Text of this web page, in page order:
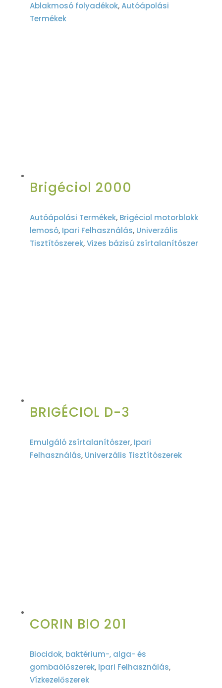
Ablakmosó folyadékok,Autóápolási
Termékek
Brigéciol 2000
Autóápolási Termékek, Brigéciol motorblokk
lemosó, Ipari Felhasználás, Univerzális
Tisztítószerek,Vizes bázisú zsírtalanítószer
BRIGÉCIOL D-3
Emulgáló zsírtalanítószer, Ipari
Felhasználás, Univerzális Tisztítószerek
CORIN BIO 201
Biocidok, baktérium-, alga- és
gombaölőszerek, Ipari Felhasználás,
Vízkezelőszerek